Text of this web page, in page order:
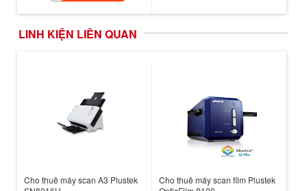
LINH KIỆN LIÊN QUAN
Cho thuê máy scan A3 Plustek
Cho thuê máy scan film Plustek